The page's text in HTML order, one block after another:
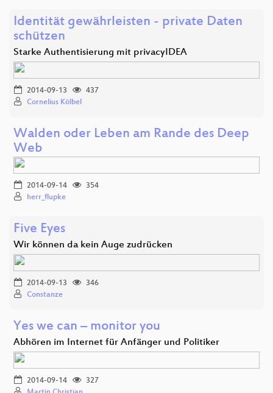
Identität gewährleisten - private Daten
schützen
Starke Authentisierung mit privacyIDEA
2014-09-13
437
Cornelius Kölbel
Walden oder Leben am Rande des Deep
Web
2014-09-14
354
herr_flupke
Five Eyes
Wir können da kein Auge zudrücken
2014-09-13
346
Constanze
Yes we can – monitor you
Abhören im Internet für Anfänger und Politiker
2014-09-14
327